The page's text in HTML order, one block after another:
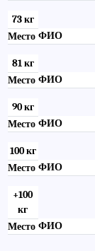
73 кг
Место ФИО
81 кг
Место ФИО
90 кг
Место ФИО
100 кг
Место ФИО
+100
кг
Место ФИО